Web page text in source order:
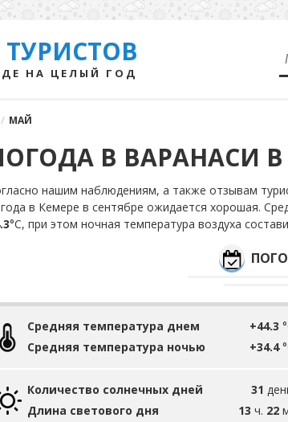
НА ЦЕЛЫЙ ГОД
/ МАЙ
В ВАРАНАСИ
нашим наблюдениям, а также отзывам
в Кемере в сентябре ожидается хорошая.
°С, при этом ночная температура воздуха
Средняя температура днем
Средняя температура ночью
+44.3
+34.4
Количество солнечных дней
Длина светового дня
31
13 ч. 22